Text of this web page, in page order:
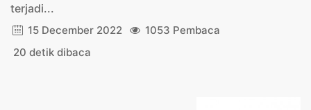
terjadi...
15 December 2022
1053 Pembaca
20 detik dibaca